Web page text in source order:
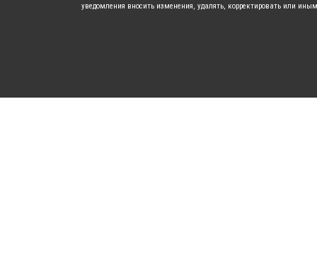
уведомления вносить изменения, удалять, корректировать или